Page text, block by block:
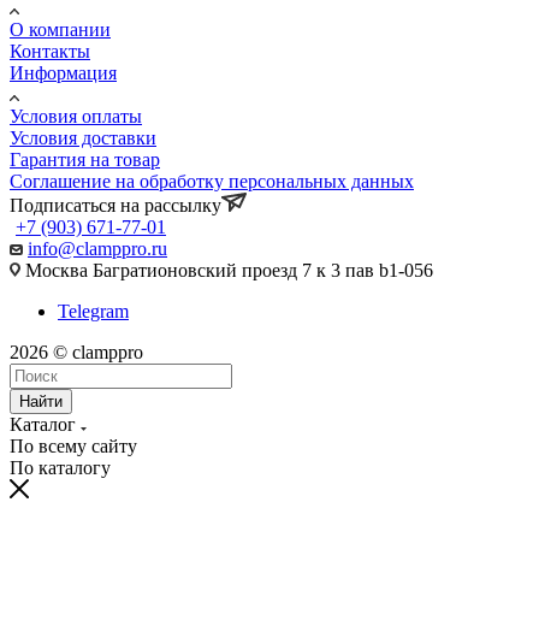
О компании
Контакты
Информация
Условия оплаты
Условия доставки
Гарантия на товар
Соглашение на обработку персональных данных
Подписаться на рассылку
+7 (903) 671-77-01
info@clamppro.ru
Москва Багратионовский проезд 7 к 3 пав b1-056
Telegram
2026 © clamppro
Найти
Каталог
По всему сайту
По каталогу